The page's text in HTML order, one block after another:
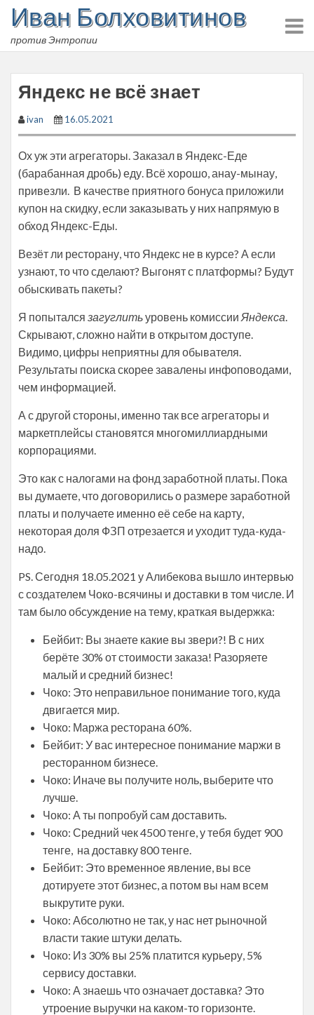
Skip
content
Иван Болховитинов
против Энтропии
Яндекс не всё знает
ivan 16.05.2021
Ох уж эти агрегаторы. Заказал в Яндекс-Еде
(барабанная дробь) еду. Всё хорошо, анау-мынау,
привезли. В качестве приятного бонуса приложили
купон на скидку, если заказывать у них напрямую в
обход Яндекс-Еды.
Везёт ли ресторану, что Яндекс не в курсе? А если
узнают, то что сделают? Выгонят с платформы? Будут
обыскивать пакеты?
Я попытался загуглитьуровень комиссии Яндекса.
Скрывают, сложно найти в открытом доступе.
Видимо, цифры неприятны для обывателя.
Результаты поиска скорее завалены инфоповодами,
чем информацией.
А с другой стороны, именно так все агрегаторы и
маркетплейсы становятся многомиллиардными
корпорациями.
Это как с налогами на фонд заработной платы. Пока
вы думаете, что договорились о размере заработной
платы и получаете именно её себе на карту,
некоторая доля ФЗП отрезается и уходит туда-куда-
надо.
PS. Сегодня 18.05.2021 у Алибекова вышло интервью
с создателем Чоко-всячины и доставки в том числе. И
там было обсуждение на тему, краткая выдержка:
Бейбит: Вы знаете какие вы звери?! В с них
берёте 30% от стоимости заказа! Разоряете
малый и средний бизнес!
Чоко: Это неправильное понимание того, куда
двигается мир.
Чоко: Маржа ресторана 60%.
Бейбит: У вас интересное понимание маржи в
ресторанном бизнесе.
Чоко: Иначе вы получите ноль, выберите что
лучше.
Чоко: А ты попробуй сам доставить.
Чоко: Средний чек 4500 тенге, у тебя будет 900
тенге, на доставку 800 тенге.
Бейбит: Это временное явление, вы все
дотируете этот бизнес, а потом вы нам всем
выкрутите руки.
Чоко: Абсолютно не так, у нас нет рыночной
власти такие штуки делать.
Чоко: Из 30% вы 25% платится курьеру, 5%
сервису доставки.
Чоко: А знаешь что означает доставка? Это
утроение выручки на каком-то горизонте.